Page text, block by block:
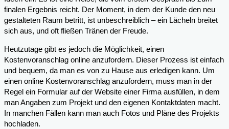
finalen Ergebnis reicht. Der Moment, in dem der Kunde den neu
gestalteten Raum betritt, ist unbeschreiblich – ein Lächeln breitet
sich aus, und oft fließen Tränen der Freude.
Heutzutage gibt es jedoch die Möglichkeit, einen
Kostenvoranschlag online anzufordern. Dieser Prozess ist einfach
und bequem, da man es von zu Hause aus erledigen kann. Um
einen online Kostenvoranschlag anzufordern, muss man in der
Regel ein Formular auf der Website einer Firma ausfüllen, in dem
man Angaben zum Projekt und den eigenen Kontaktdaten macht.
In manchen Fällen kann man auch Fotos und Pläne des Projekts
hochladen.